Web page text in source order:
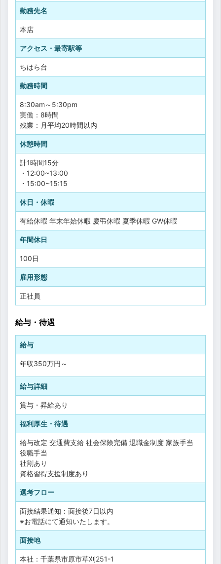
勤務先名
本店
アクセス・最寄駅等
ちはら台
勤務時間
8:30am～5:30pm
実働：8時間
残業：月平均20時間以内
休憩時間
計1時間15分
・12:00~13:00
・15:00~15:15
休日・休暇
有給休暇 年末年始休暇 慶弔休暇 夏季休暇 GW休暇
年間休日
100日
雇用形態
正社員
給与・待遇
給与
年収350万円 ～
給与詳細
賞与・昇給あり
福利厚生・待遇
給与改定 交通費支給 社会保険完備 退職金制度 家族手当
役職手当
社割あり
資格習得支援制度あり
選考フロー
面接結果通知：面接後7日以内
※お電話にて通知いたします。
面接地
本社：千葉県市原市草刈251-1